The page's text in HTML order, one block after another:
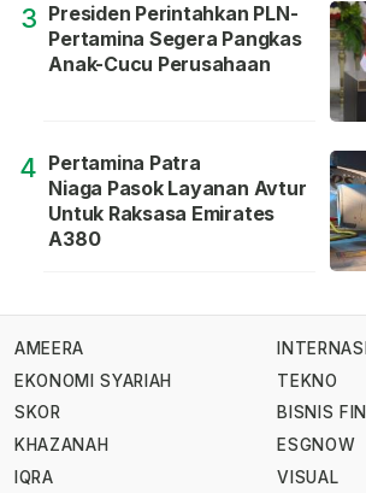
3 Presiden Perintahkan PLN-
Pertamina Segera Pangkas
Anak-Cucu Perusahaan
4 Pertamina Patra
Niaga Pasok Layanan Avtur
Untuk Raksasa Emirates
A380
AMEERA
EKONOMI SYARIAH
SKOR
KHAZANAH
IQRA
TEKNO
BISNIS
ESGNOW
VISUAL